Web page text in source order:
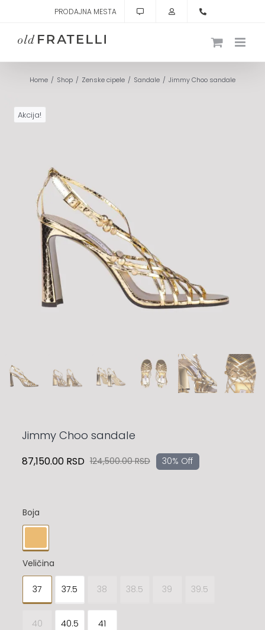
content
PRODAJNA MESTA
Home Shop Zenske cipele Sandale Jimmy Choo sandale
Akcija!
Jimmy Choo sandale
124,500.00RSDOriginalna
87,150.00 RSD
Trenutna
30% Off
Boja
Veličina
37 37.5 38 38.5 39 39.5
40 40.5 41